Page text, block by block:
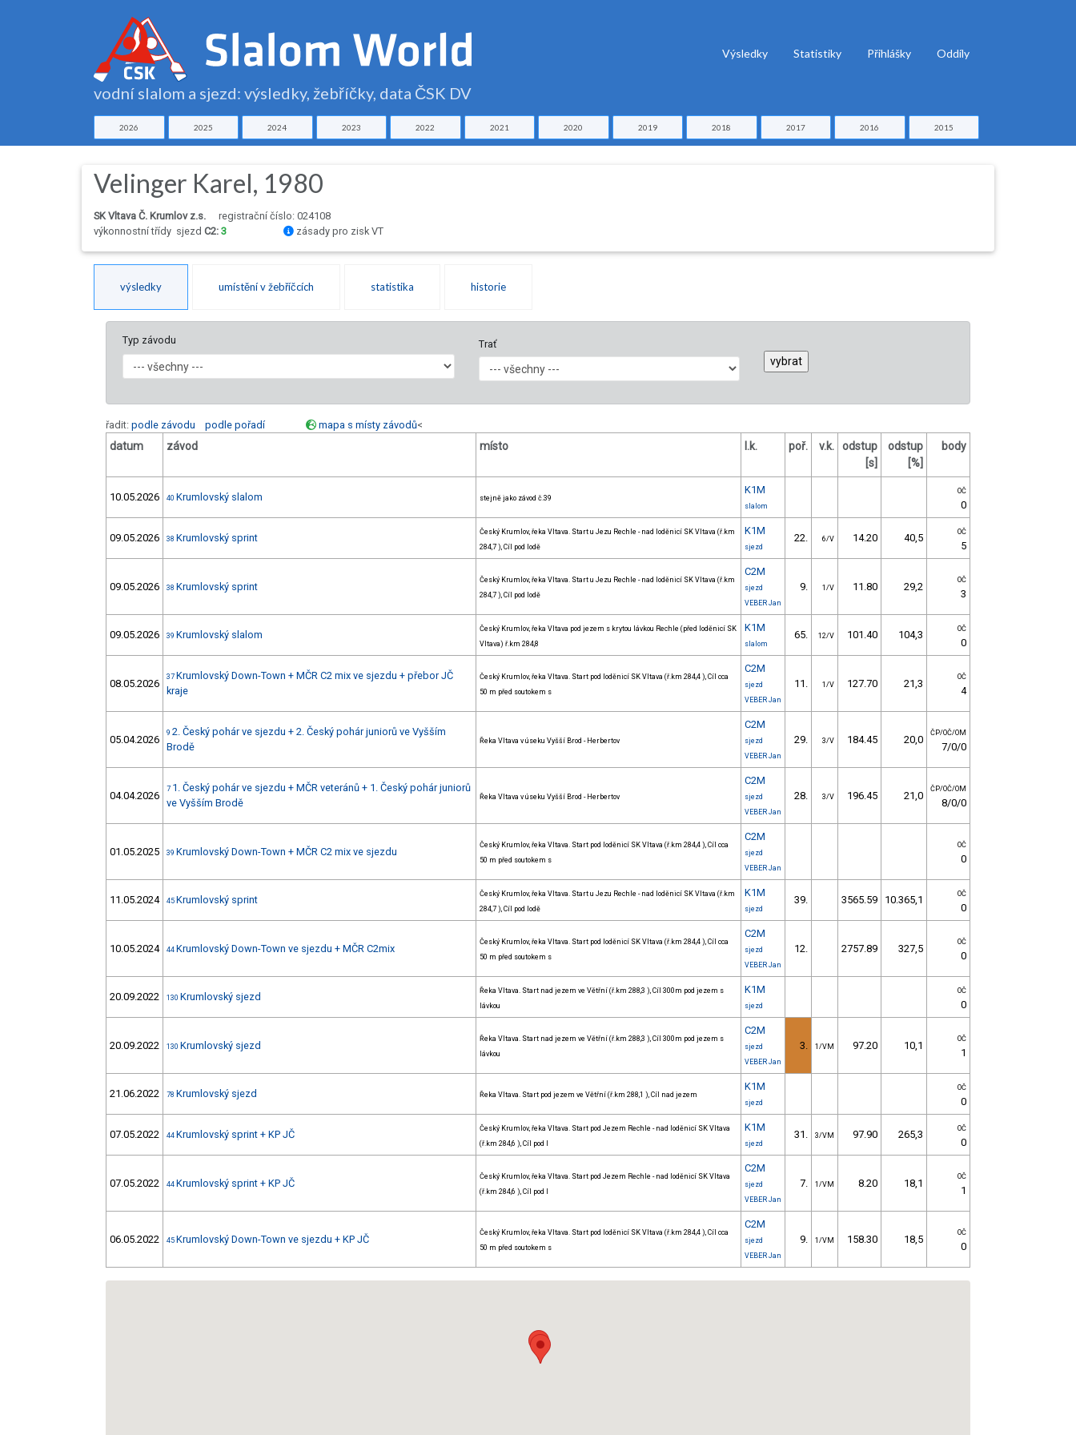
vodní slalom a sjezd: výsledky, žebříčky, data ČSK DV
Výsledky Statistiky Přihlášky Oddíly
2026 2025 2024 2023 2022 2021 2020 2019 2018 2017 2016 2015
Velinger Karel, 1980
SK Vltava Č. Krumlov z.s.
registrační číslo: 024108
výkonnostní třídy sjezd C2: 3 zásady pro zisk VT
výsledky umístění v žebříčcích statistika historie
Typ závodu Trať
řadit: podle závodu podle pořadí mapa s místy závodů<
datum závod místo l.k. poř. v.k.
odstup
[s]
odstup
[%]
body
10.05.2026 40 Krumlovský slalom stejně jako závod č.39
K1M
slalom
OČ
0
09.05.2026 38 Krumlovský sprint
Český Krumlov, řeka Vltava. Start u Jezu Rechle - nad loděnicí SK Vltava (ř.km
284,7 ), Cíl pod lodě
K1M
sjezd
22. 6/V 14.20 40,5 OČ
5
09.05.2026 38 Krumlovský sprint
Český Krumlov, řeka Vltava. Start u Jezu Rechle - nad loděnicí SK Vltava (ř.km
284,7 ), Cíl pod lodě
C2M
sjezd
VEBER Jan
9. 1/V 11.80 29,2
OČ
3
09.05.2026 39 Krumlovský slalom
Český Krumlov, řeka Vltava pod jezem s krytou lávkou Rechle (před loděnicí SK
Vltava) ř.km 284,8
K1M
slalom
65. 12/V 101.40 104,3 OČ
0
08.05.2026
37 Krumlovský Down-Town + MČR C2 mix ve sjezdu + přebor JČ
kraje
Český Krumlov, řeka Vltava. Start pod loděnicí SK Vltava (ř.km 284,4 ), Cíl cca
50 m před soutokem s
C2M
sjezd
VEBER Jan
11. 1/V 127.70 21,3
OČ
4
05.04.2026
9 2. Český pohár ve sjezdu + 2. Český pohár juniorů ve Vyšším
Brodě
Řeka Vltava v úseku Vyšší Brod - Herbertov
C2M
sjezd
VEBER Jan
29. 3/V 184.45 20,0
ČP/OČ/OM
7/0/0
04.04.2026
7 1. Český pohár ve sjezdu + MČR veteránů + 1. Český pohár juniorů
ve Vyšším Brodě
Řeka Vltava v úseku Vyšší Brod - Herbertov
C2M
sjezd
VEBER Jan
28. 3/V 196.45 21,0
ČP/OČ/OM
8/0/0
01.05.2025 39 Krumlovský Down-Town + MČR C2 mix ve sjezdu
Český Krumlov, řeka Vltava. Start pod loděnicí SK Vltava (ř.km 284,4 ), Cíl cca
50 m před soutokem s
C2M
sjezd
VEBER Jan
OČ
0
11.05.2024 45 Krumlovský sprint
Český Krumlov, řeka Vltava. Start u Jezu Rechle - nad loděnicí SK Vltava (ř.km
284,7 ), Cíl pod lodě
K1M
sjezd
39. 3565.59 10.365,1 OČ
0
10.05.2024 44 Krumlovský Down-Town ve sjezdu + MČR C2mix
Český Krumlov, řeka Vltava. Start pod loděnicí SK Vltava (ř.km 284,4 ), Cíl cca
50 m před soutokem s
C2M
sjezd
VEBER Jan
12. 2757.89 327,5
OČ
0
20.09.2022 130 Krumlovský sjezd
Řeka Vltava. Start nad jezem ve Větřní (ř.km 288,3 ), Cíl 300m pod jezem s
lávkou
K1M
sjezd
OČ
0
20.09.2022 130 Krumlovský sjezd
Řeka Vltava. Start nad jezem ve Větřní (ř.km 288,3 ), Cíl 300m pod jezem s
lávkou
C2M
sjezd
VEBER Jan
3. 1/VM 97.20 10,1
OČ
1
21.06.2022 78 Krumlovský sjezd Řeka Vltava. Start pod jezem ve Větřní (ř.km 288,1 ), Cíl nad jezem
K1M
sjezd
OČ
0
07.05.2022 44 Krumlovský sprint + KP JČ
Český Krumlov, řeka Vltava. Start pod Jezem Rechle - nad loděnicí SK Vltava
(ř.km 284,6 ), Cíl pod l
K1M
sjezd
31. 3/VM 97.90 265,3 OČ
0
07.05.2022 44 Krumlovský sprint + KP JČ
Český Krumlov, řeka Vltava. Start pod Jezem Rechle - nad loděnicí SK Vltava
(ř.km 284,6 ), Cíl pod l
C2M
sjezd
VEBER Jan
7. 1/VM 8.20 18,1
OČ
1
06.05.2022 45 Krumlovský Down-Town ve sjezdu + KP JČ
Český Krumlov, řeka Vltava. Start pod loděnicí SK Vltava (ř.km 284,4 ), Cíl cca
50 m před soutokem s
C2M
sjezd
VEBER Jan
9. 1/VM 158.30 18,5
OČ
0